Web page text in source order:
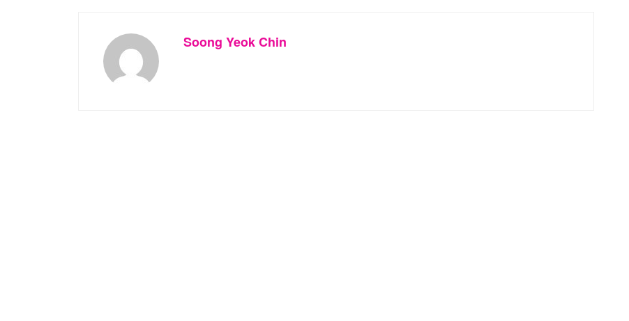
Soong Yeok Chin